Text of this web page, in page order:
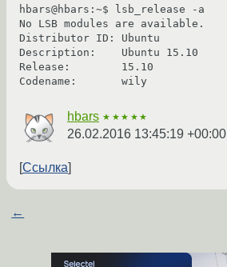
hbars@hbars:~$ lsb_release -a
No LSB modules are available.
Distributor ID:	Ubuntu
Description:	Ubuntu 15.10
Release:	15.10
Codename:	wily
hbars ★★★★★
26.02.2016 13:45:19 +00:00
Ссылка
←